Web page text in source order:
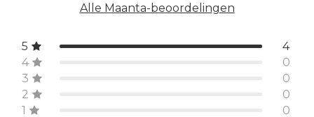
Alle Maanta-beoordelingen
5
4
4
0
3
0
2
0
1
0